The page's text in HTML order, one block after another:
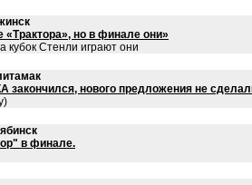
но в финале они»
кубок Стенли играют они
закончился, нового предложения не
в финале.